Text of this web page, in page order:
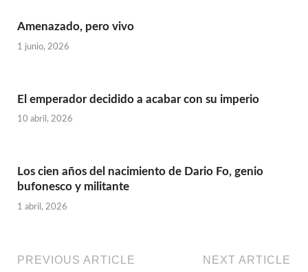
Amenazado, pero vivo
1 junio, 2026
El emperador decidido a acabar con su imperio
10 abril, 2026
Los cien años del nacimiento de Dario Fo, genio
bufonesco y militante
1 abril, 2026
PREVIOUS ARTICLE NEXT ARTICLE